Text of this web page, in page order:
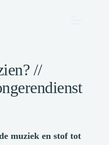
//
muziek en stof tot